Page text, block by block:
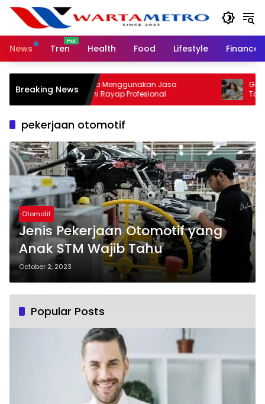
Skip
content
News
Tren Health Food Lifestyle Finance
Breaking NewsPentingnya Menggunakan Jasa
Pembasmi Rayap Profesional
Gaya
Tampil
pekerjaan otomotif
Otomotif
Jenis Pekerjaan Otomotif yang
Anak STM Wajib Tahu
October 2, 2023
Popular Posts